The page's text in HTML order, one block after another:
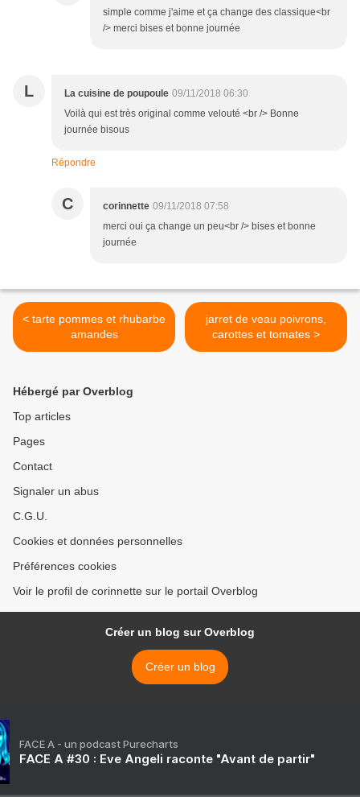
simple comme j'aime et ça change des classique<br
/> merci bises et bonne journée
L La cuisine de poupoule 09/11/2018 06:30
Voilà qui est très original comme velouté <br /> Bonne
journée bisous
Répondre
C corinnette 09/11/2018 07:58
merci oui ça change un peu<br /> bises et bonne
journée
< tarte pommes et rhubarbe
amandes
jarret de veau poivrons,
carottes et tomates >
Hébergé par Overblog
Top articles
Pages
Contact
Signaler un abus
C.G.U.
Cookies et données personnelles
Préférences cookies
Voir le profil de corinnette sur le portail Overblog
Créer un blog sur Overblog
Créer un blog
FACE A - un podcast Purecharts
FACE A #30 : Eve Angeli raconte "Avant de partir"